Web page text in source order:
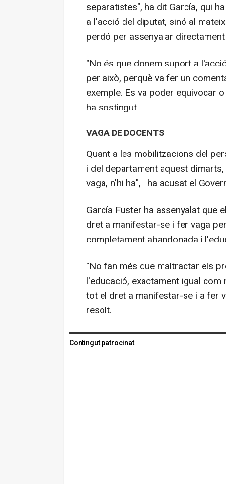
separatistes", ha dit García, qui
a l'acció del diputat, sinó al
perdó per assenyalar
"No és que donem suport a
per això, perquè va fer un
exemple. Es va poder equivocar
ha sostingut.
VAGA DE DOCENTS
Quant a les mobilitzacions del
i del departament aquest
vaga, n'hi ha", i ha acusat el
García Fuster ha assenyalat que
dret a manifestar-se i fer vaga
completament abandonada i
"No fan més que maltractar els
l'educació, exactament igual
tot el dret a manifestar-se i a fer
resolt.
Contingut patrocinat